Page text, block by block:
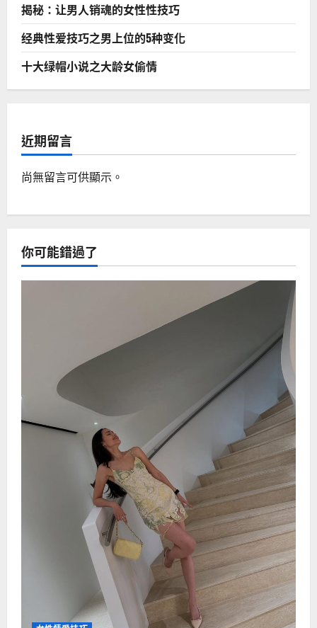
揭秘：让男人销魂的女性性技巧
经典性爱技巧之男上位的5种变化
十大绿帽小说之大龄女偷情
近期留言
尚無留言可供顯示。
你可能錯過了